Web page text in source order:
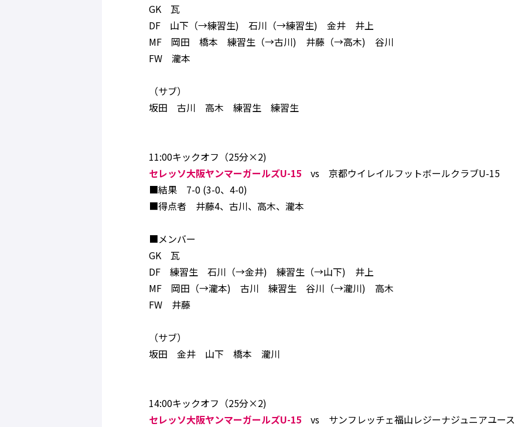
GK 瓦
DF 山下（→練習生) 石川（→練習生) 金井 井上
MF 岡田 橋本 練習生（→古川) 井藤（→高木) 谷川
FW 瀧本
（サブ）
坂田 古川 高木 練習生 練習生
11:00キックオフ（25分×2)
セレッソ大阪ヤンマーガールズU-15 vs 京都ウイレイルフットボールクラブU-15
■結果 7-0 (3-0、4-0)
■得点者 井藤4、古川、高木、瀧本
■メンバー
GK 瓦
DF 練習生 石川（→金井) 練習生（→山下) 井上
MF 岡田（→瀧本) 古川 練習生 谷川（→瀧川) 高木
FW 井藤
（サブ）
坂田 金井 山下 橋本 瀧川
14:00キックオフ（25分×2)
セレッソ大阪ヤンマーガールズU-15 vs サンフレッチェ福山レジーナジュニアユース